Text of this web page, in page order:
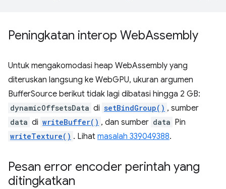
Peningkatan interop WebAssembly
Untuk mengakomodasi heap WebAssembly yang
diteruskan langsung ke WebGPU, ukuran argumen
BufferSource berikut tidak lagi dibatasi hingga 2 GB:
dynamicOffsetsData di setBindGroup() , sumber
data di writeBuffer() , dan sumber data Pin
writeTexture() . Lihat masalah 339049388.
Pesan error encoder perintah yang
ditingkatkan